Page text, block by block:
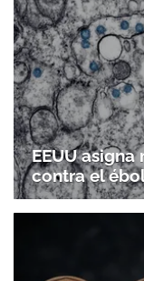
EEUU
contra el